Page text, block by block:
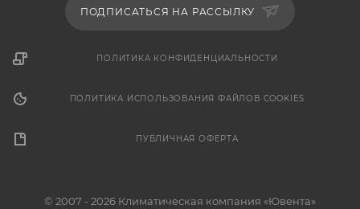
ПОДПИСАТЬСЯ НА РАССЫЛКУ
ПОЛИТИКА КОНФИДЕНЦИАЛЬНОСТИ
ПОЛИТИКА ИСПОЛЬЗОВАНИЯ ФАЙЛОВ COOKIES
ПУБЛИЧНАЯ ОФЕРТА
© 2007 - 2026 Климатическая компания «Ювента»